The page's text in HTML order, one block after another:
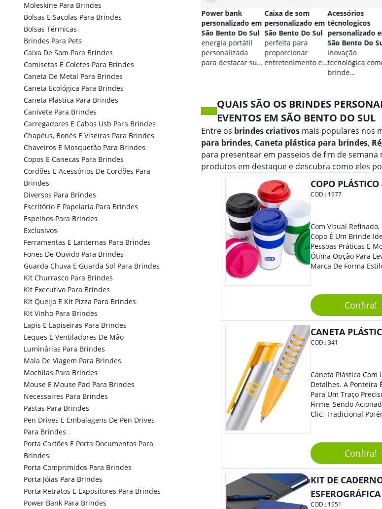
Moleskine Para Brindes
Bolsas E Sacolas Para Brindes
Bolsas Térmicas
Brindes Para Pets
Caixa De Som Para Brindes
Camisetas E Coletes Para Brindes
Caneta De Metal Para Brindes
Caneta Ecológica Para Brindes
Caneta Plástica Para Brindes
Canivete Para Brindes
Carregadores E Cabos Usb Para Brindes
Chapéus, Bonés E Viseiras Para Brindes
Chaveiros E Mosquetão Para Brindes
Copos E Canecas Para Brindes
Cordões E Acessórios De Cordões Para
Brindes
Diversos Para Brindes
Escritório E Papelaria Para Brindes
Espelhos Para Brindes
Exclusivos
Ferramentas E Lanternas Para Brindes
Fones De Ouvido Para Brindes
Guarda Chuva E Guarda Sol Para Brindes
Kit Churrasco Para Brindes
Kit Executivo Para Brindes
Kit Queijo E Kit Pizza Para Brindes
Kit Vinho Para Brindes
Lapis E Lapiseiras Para Brindes
Leques E Ventiladores De Mão
Luminárias Para Brindes
Mala De Viagem Para Brindes
Mochilas Para Brindes
Mouse E Mouse Pad Para Brindes
Necessaires Para Brindes
Pastas Para Brindes
Pen Drives E Embalagens De Pen Drives
Para Brindes
Porta Cartões E Porta Documentos Para
Brindes
Porta Comprimidos Para Brindes
Porta Jóias Para Brindes
Porta Retratos E Expositores Para Brindes
Power Bank Para Brindes
Power bank
personalizado em
São Bento Do Sul
energia portátil
personalizada
para destacar sua
Caixa de som
personalizado em
São Bento Do Sul
perfeita para
proporcionar
entretenimento e
Acessórios
técnologicos
personalizado
São Bento Do
inovação
tecnológica
brinde
QUAIS SÃO OS BRINDES
EVENTOS EM SÃO BENTO DO SUL
Entre os brindes criativos mais populares nos
para brindes, Caneta plástica para brindes,
para presentear em passeios de fim de semana
produtos em destaque e descubra como eles
COPO
COD.: 1977
Com Visual Refinado,
Copo É Um Brinde
Pessoas Práticas E
Ótima Opção Para
Marca De Forma
Reuniões
Mesmo Para
Colaboradores.
Confira!
CANETA
COD.:341
Caneta Plástica Com
Detalhes. A Ponteira
Para Um Traço
Firme, Sendo
Clic. Tradicional
Confira!
KIT DE
ESFEROGRÁFICA
COD.: 1951